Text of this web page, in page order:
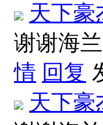
天下豪
谢谢海
情 回复
天下豪